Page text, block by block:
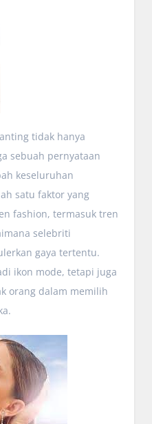
tidak hanya
sebuah pernyataan
keseluruhan
satu faktor yang
fashion, termasuk tren
selebriti
gaya tertentu.
ikon mode, tetapi juga
orang dalam memilih